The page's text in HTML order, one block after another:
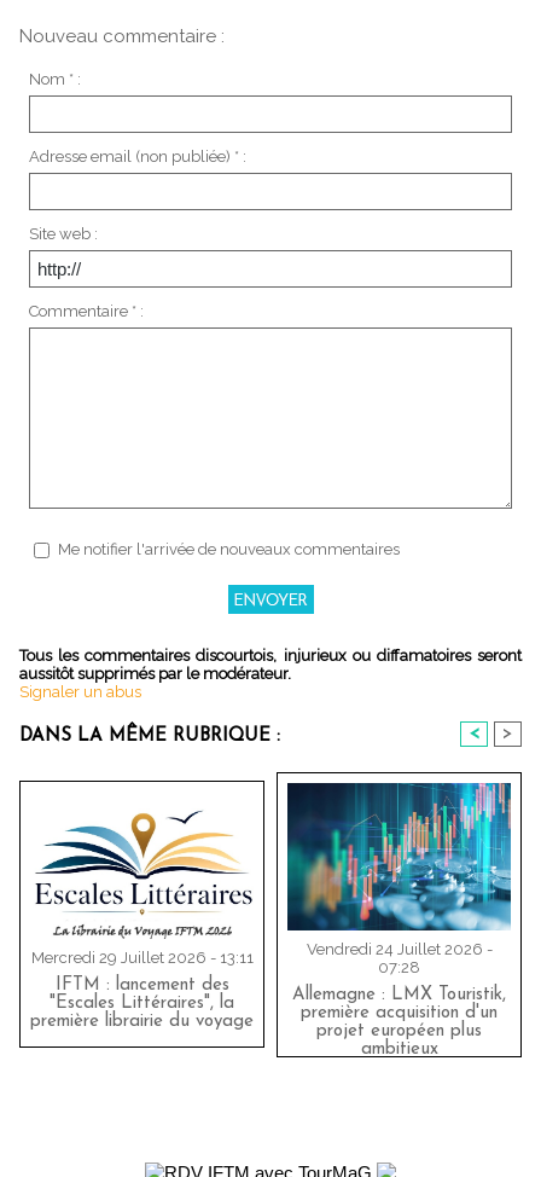
Nouveau commentaire :
Nom * :
Adresse email (non publiée) * :
Site web :
Commentaire * :
Me notifier l'arrivée de nouveaux commentaires
Tous les commentaires discourtois, injurieux ou diffamatoires seront
aussitôt supprimés par le modérateur.
Signaler un abus
DANS LA MÊME RUBRIQUE : < >
Mercredi 29 Juillet 2026 - 13:11
IFTM : lancement des
"Escales Littéraires", la
première librairie du voyage
Vendredi 24 Juillet 2026 -
07:28
Allemagne : LMX Touristik,
première acquisition d'un
projet européen plus
ambitieux